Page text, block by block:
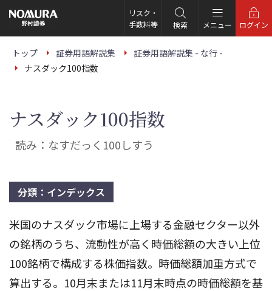
の
ー
リスク・
手数料等
検索 メニュー ログイン
トップ 証券用語解説集
証券用語解説集 - な行 -
ナスダック100指数
ナスダック100指数
読み：なすだっく100しすう
分類：インデックス
米国のナスダック市場に上場する金融セクター以外
の銘柄のうち、流動性が高く時価総額の大きい上位
100銘柄で構成する株価指数。時価総額加重方式で
算出する。10月末または11月末時点の時価総額を基